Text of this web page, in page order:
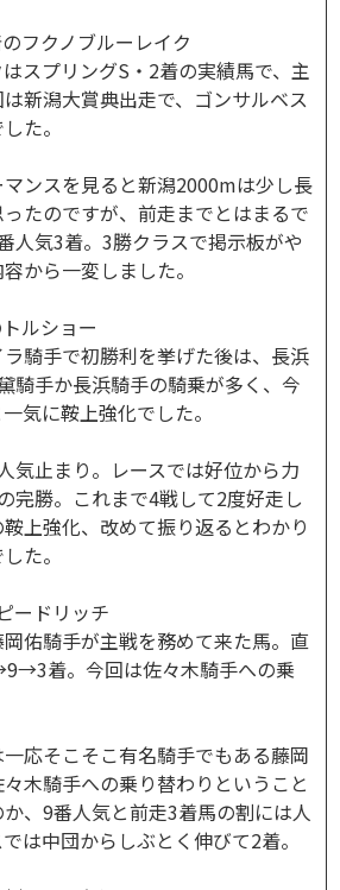
フクノブルーレイク
スプリングS・2着の実績馬で、主
新潟大賞典出走で、ゴンサルベス
た。
ンスを見ると新潟2000mは少し長
たのですが、前走までとはまるで
人気3着。3勝クラスで掲示板がや
から一変しました。
ルショー
騎手で初勝利を挙げた後は、長浜
騎手か長浜騎手の騎乗が多く、今
気に鞍上強化でした。
気止まり。レースでは好位から力
完勝。これまで4戦して2度好走し
上強化、改めて振り返るとわかり
た。
ードリッチ
佑騎手が主戦を務めて来た馬。直
着。今回は佐々木騎手への乗
応そこそこ有名騎手でもある藤岡
木騎手への乗り替わりということ
、9番人気と前走3着馬の割には人
は中団からしぶとく伸びて2着。